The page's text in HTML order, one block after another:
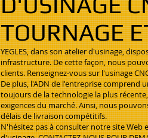
TOURNAGE
YEGLES, dans son atelier d'usinage,
infrastructure. De cette façon, nous
clients. Renseignez-vous sur l'usinage
De plus, l'ADN de l'entreprise comprend
toujours de la technologie la plus
exigences du marché. Ainsi, nous
délais de livraison compétitifs.
N'hésitez pas à consulter notre site